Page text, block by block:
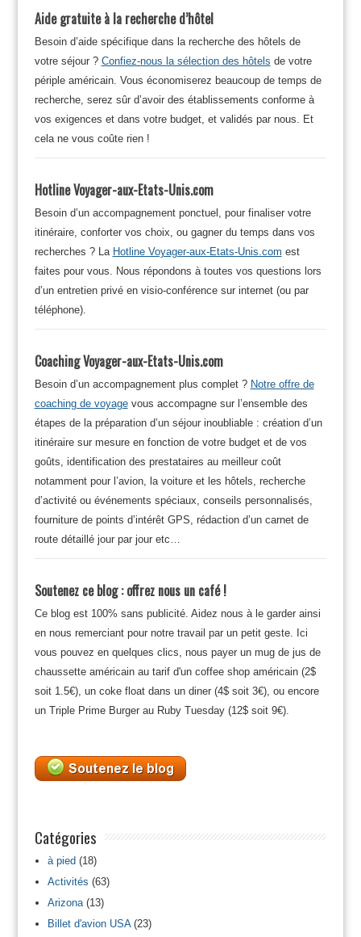
Aide gratuite à la recherche d’hôtel
Besoin d’aide spécifique dans la recherche des hôtels de
votre séjour ? Confiez-nous la sélection des hôtels de votre
périple américain. Vous économiserez beaucoup de temps de
recherche, serez sûr d’avoir des établissements conforme à
vos exigences et dans votre budget, et validés par nous. Et
cela ne vous coûte rien !
Hotline Voyager-aux-Etats-Unis.com
Besoin d’un accompagnement ponctuel, pour finaliser votre
itinéraire, conforter vos choix, ou gagner du temps dans vos
recherches ? La Hotline Voyager-aux-Etats-Unis.com est
faites pour vous. Nous répondons à toutes vos questions lors
d’un entretien privé en visio-conférence sur internet (ou par
téléphone).
Coaching Voyager-aux-Etats-Unis.com
Besoin d’un accompagnement plus complet ? Notre offre de
coaching de voyagevous accompagne sur l’ensemble des
étapes de la préparation d’un séjour inoubliable : création d’un
itinéraire sur mesure en fonction de votre budget et de vos
goûts, identification des prestataires au meilleur coût
notamment pour l’avion, la voiture et les hôtels, recherche
d’activité ou événements spéciaux, conseils personnalisés,
fourniture de points d’intérêt GPS, rédaction d’un carnet de
route détaillé jour par jour etc…
Soutenez ce blog : offrez nous un café !
Ce blog est 100% sans publicité. Aidez nous à le garder ainsi
en nous remerciant pour notre travail par un petit geste. Ici
vous pouvez en quelques clics, nous payer un mug de jus de
chaussette américain au tarif d'un coffee shop américain (2$
soit 1.5€), un coke float dans un diner (4$ soit 3€), ou encore
un Triple Prime Burger au Ruby Tuesday (12$ soit 9€).
Catégories
à pied(18)
Activités (63)
Arizona(13)
Billet d'avion USA(23)